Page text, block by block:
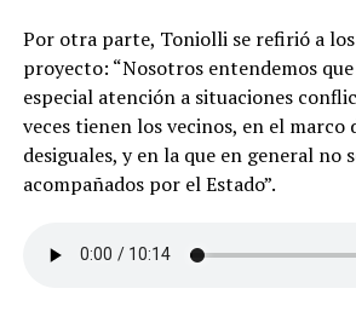
Por otra parte, Toniolli se refirió a
proyecto: “Nosotros entendemos
especial atención a situaciones
veces tienen los vecinos, en el marco
desiguales, y en la que en general no
acompañados por el Estado”.